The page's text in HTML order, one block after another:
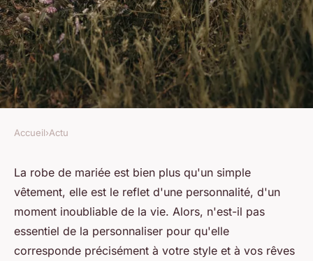
L'art de personnaliser sa robe
champêtre : idées de
Modifications et Accessoires
Uniques.
Accueil›Actu
La robe de mariée est bien plus qu'un simple
vêtement, elle est le reflet d'une personnalité, d'un
moment inoubliable de la vie. Alors, n'est-il pas
essentiel de la personnaliser pour qu'elle
corresponde précisément à votre style et à vos rêves